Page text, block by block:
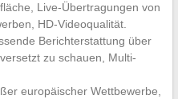
Live-Übertragungen von
HD-Videoqualität.
Berichterstattung über
zu schauen, Multi-
europäischer Wettbewerbe,